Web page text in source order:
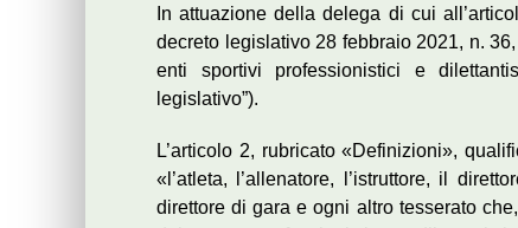
In attuazione della delega di cui
decreto legislativo 28 febbraio 2021, n.
enti sportivi professionistici e
legislativo”).
L’articolo 2, rubricato «Definizioni»,
«l’atleta, l’allenatore, l’istruttore, il
direttore di gara e ogni altro tesserato